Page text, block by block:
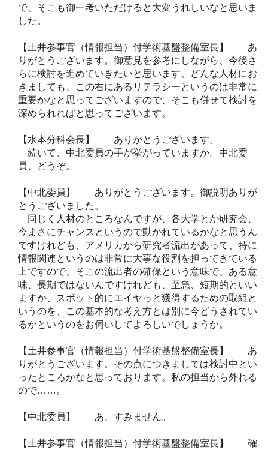
で、そこも御一考いただけると大変うれしいなと思いま
した。
【土井参事官（情報担当）付学術基盤整備室長】 あ
りがとうございます。御意見を参考にしながら、今後さ
らに検討を進めていきたいと思います。どんな人材にお
きましても、この右にあるリテラシーというのは非常に
重要かなと思ってございますので、そこも併せて検討を
深められればと思ってございます。
【水本分科会長】 ありがとうございます。
続いて、中北委員の手が挙がっていますか。中北委
員、どうぞ。
【中北委員】 ありがとうございます。御説明ありが
とうございました。
同じく人材のところなんですが、各大学とか研究会、
今まさにチャンスというので動かれているかなと思うん
ですけれども、アメリカから研究者流出があって、特に
情報関連というのは非常に大事な役割を担ってきている
上ですので、そこの流出者の確保という意味で、ある意
味、長期ではないんですけれども、至急、短期的といい
ますか、スポット的にエイヤっと獲得するための取組と
いうのを、この基本的な考え方とは別に今どうされてい
るかというのをお伺いしてよろしいでしょうか。
【土井参事官（情報担当）付学術基盤整備室長】 あ
りがとうございます。その点につきましては検討中とい
ったところかなと思っております。私の担当から外れる
ので……。
【中北委員】 あ、すみません。
【土井参事官（情報担当）付学術基盤整備室長】 確